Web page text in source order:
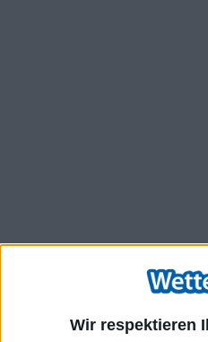
Wir respektieren